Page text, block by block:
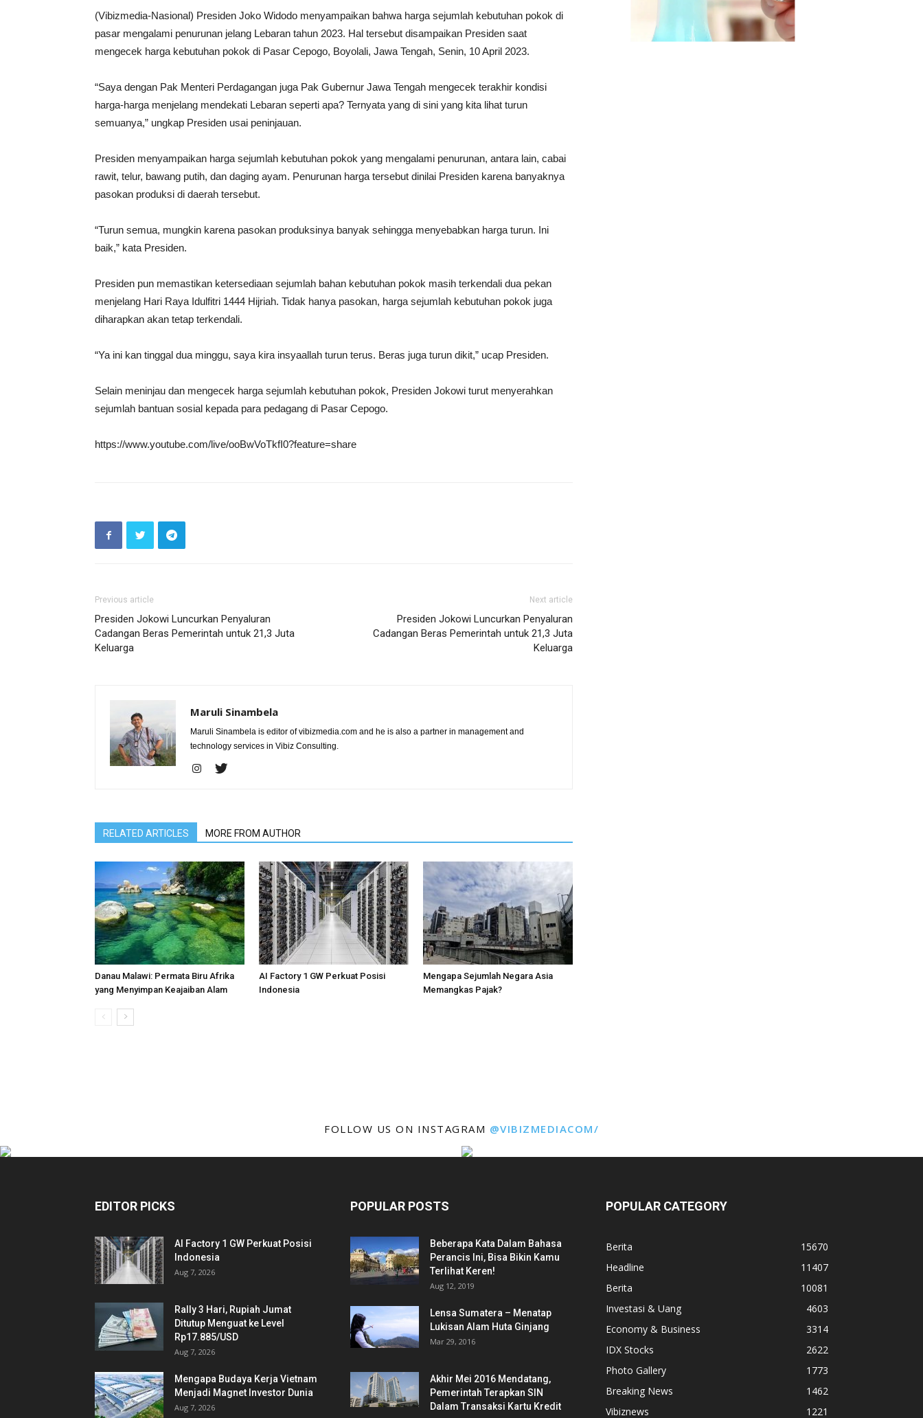
(Vibizmedia-Nasional) Presiden Joko Widodo menyampaikan bahwa harga sejumlah kebutuhan pokok di
pasar mengalami penurunan jelang Lebaran tahun 2023. Hal tersebut disampaikan Presiden saat
mengecek harga kebutuhan pokok di Pasar Cepogo, Boyolali, Jawa Tengah, Senin, 10 April 2023.
“Saya dengan Pak Menteri Perdagangan juga Pak Gubernur Jawa Tengah mengecek terakhir kondisi
harga-harga menjelang mendekati Lebaran seperti apa? Ternyata yang di sini yang kita lihat turun
semuanya,” ungkap Presiden usai peninjauan.
Presiden menyampaikan harga sejumlah kebutuhan pokok yang mengalami penurunan, antara lain, cabai
rawit, telur, bawang putih, dan daging ayam. Penurunan harga tersebut dinilai Presiden karena banyaknya
pasokan produksi di daerah tersebut.
“Turun semua, mungkin karena pasokan produksinya banyak sehingga menyebabkan harga turun. Ini
baik,” kata Presiden.
Presiden pun memastikan ketersediaan sejumlah bahan kebutuhan pokok masih terkendali dua pekan
menjelang Hari Raya Idulfitri 1444 Hijriah. Tidak hanya pasokan, harga sejumlah kebutuhan pokok juga
diharapkan akan tetap terkendali.
“Ya ini kan tinggal dua minggu, saya kira insyaallah turun terus. Beras juga turun dikit,” ucap Presiden.
Selain meninjau dan mengecek harga sejumlah kebutuhan pokok, Presiden Jokowi turut menyerahkan
sejumlah bantuan sosial kepada para pedagang di Pasar Cepogo.
https://www.youtube.com/live/ooBwVoTkfI0?feature=share
Previous article
Presiden Jokowi Luncurkan Penyaluran
Cadangan Beras Pemerintah untuk 21,3 Juta
Keluarga
Next article
Presiden Jokowi Luncurkan Penyaluran
Cadangan Beras Pemerintah untuk 21,3 Juta
Keluarga
Maruli Sinambela
Maruli Sinambela is editor of vibizmedia.com and he is also a partner in management and
technology services in Vibiz Consulting.
RELATED ARTICLES MORE FROM AUTHOR
Danau Malawi: Permata Biru Afrika
yang Menyimpan Keajaiban Alam
AI Factory 1 GW Perkuat Posisi
Indonesia
Mengapa Sejumlah Negara Asia
Memangkas Pajak?
FOLLOW US ON INSTAGRAM @VIBIZMEDIACOM/
EDITOR PICKS
AI Factory 1 GW Perkuat Posisi
Indonesia
Aug 7, 2026
Rally 3 Hari, Rupiah Jumat
Ditutup Menguat ke Level
Rp17.885/USD
Aug 7, 2026
Mengapa Budaya Kerja Vietnam
Menjadi Magnet Investor Dunia
Aug 7, 2026
POPULAR POSTS
Beberapa Kata Dalam Bahasa
Perancis Ini, Bisa Bikin Kamu
Terlihat Keren!
Aug 12, 2019
Lensa Sumatera – Menatap
Lukisan Alam Huta Ginjang
Mar 29, 2016
Akhir Mei 2016 Mendatang,
Pemerintah Terapkan SIN
Dalam Transaksi Kartu Kredit
POPULAR CATEGORY
Berita
15670
Headline
11407
Berita
10081
Investasi & Uang
4603
Economy & Business
3314
IDX Stocks
2622
Photo Gallery
1773
Breaking News
1462
Vibiznews
1221